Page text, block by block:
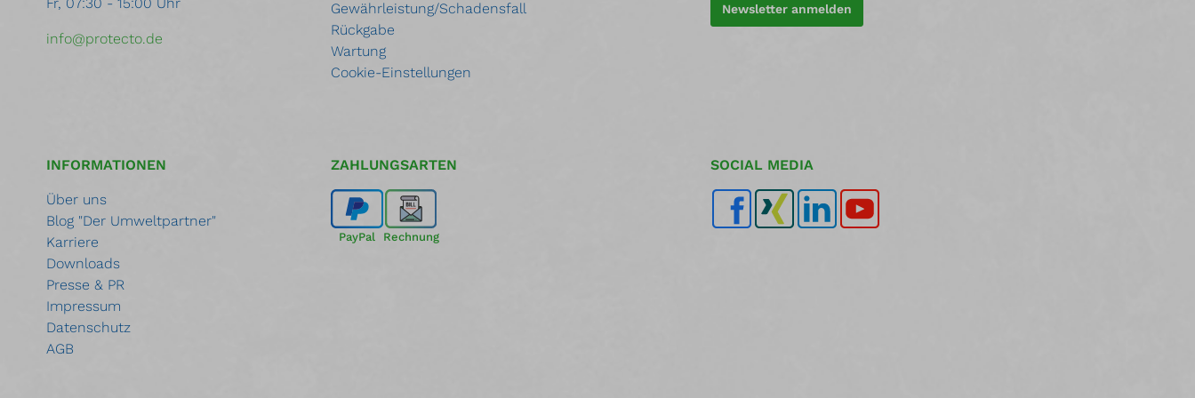
info@protecto.de
Gewährleistung/Schadensfall
Rückgabe
Wartung
Cookie-Einstellungen
Newsletter anmelden
INFORMATIONEN
Über uns
Blog "Der Umweltpartner"
Karriere
Downloads
Presse & PR
Impressum
Datenschutz
AGB
ZAHLUNGSARTEN
PayPal Rechnung
SOCIAL MEDIA